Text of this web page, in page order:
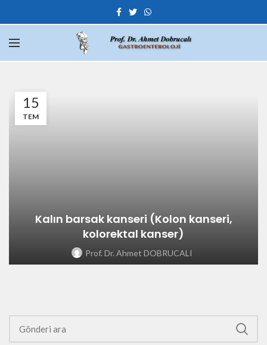
15
TEM
Kalın barsak kanseri (Kolon kanseri,
kolorektal kanser)
Prof. Dr. Ahmet DOBRUCALI